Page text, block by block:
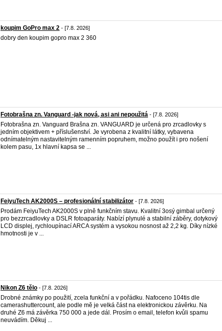
koupim GoPro max 2 - [7.8. 2026]
dobry den koupim gopro max 2 360
Fotobrašna zn. Vanguard -jak nová, asi ani nepoužitá - [7.8. 2026]
Fotobrašna zn. Vanguard Brašna zn. VANGUARD je určená pro zrcadlovky s
jedním objektivem + příslušenství. Je vyrobena z kvalitní látky, vybavena
odnímatelným nastavitelným ramenním popruhem, možno použít i pro nošení
kolem pasu, 1x hlavní kapsa se ...
FeiyuTech AK2000S – profesionální stabilizátor - [7.8. 2026]
Prodám FeiyuTech AK2000S v plně funkčním stavu. Kvalitní 3osý gimbal určený
pro bezzrcadlovky a DSLR fotoaparáty. Nabízí plynulé a stabilní záběry, dotykový
LCD displej, rychloupínací ARCA systém a vysokou nosnost až 2,2 kg. Díky nízké
hmotnosti je v ...
Nikon Z6 tělo - [7.8. 2026]
Drobné známky po použití, zcela funkční a v pořádku. Nafoceno 104tis dle
camerashuttercount, ale podle mě je velká část na elektronickou závěrku. Na
druhé Z6 má závěrka 750 000 a jede dál. Prosím o email, telefon kvůli spamu
neuvádím. Děkuj ...